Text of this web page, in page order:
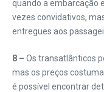
quando a embarcação
vezes convidativos,
entregues aos
8 – Os transatlânticos
mas os preços
é possível encontrar